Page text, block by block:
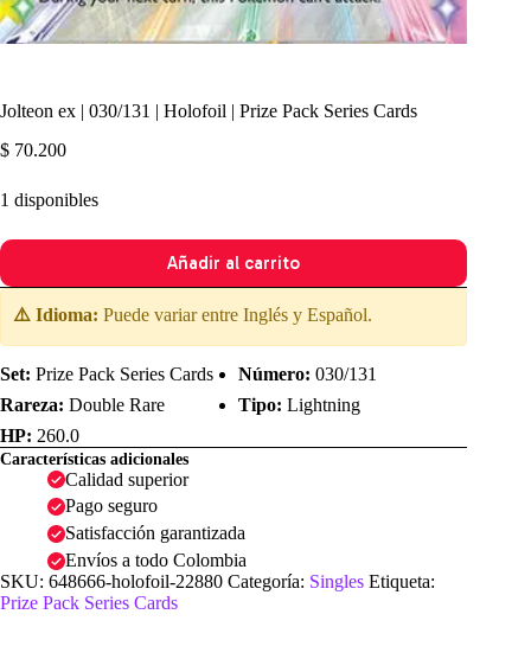
Jolteon ex | 030/131 | Holofoil | Prize Pack Series Cards
$ 70.200
1 disponibles
Añadir al carrito
⚠️ Idioma: Puede variar entre Inglés y Español.
Set: Prize Pack Series Cards Número: 030/131
Rareza: Double Rare Tipo: Lightning
HP: 260.0
Características adicionales
Calidad superior
Pago seguro
Satisfacción garantizada
Envíos a todo Colombia
SKU: 648666-holofoil-22880 Categoría: Singles Etiqueta:
Prize Pack Series Cards